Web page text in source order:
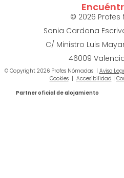
© 2026
Sonia Cardona
C/ Ministro Luis
46009
© Copyright 2026 Profes Nómadas | Aviso
Cookies| Accesibilidad |
Partner oficial de alojamiento